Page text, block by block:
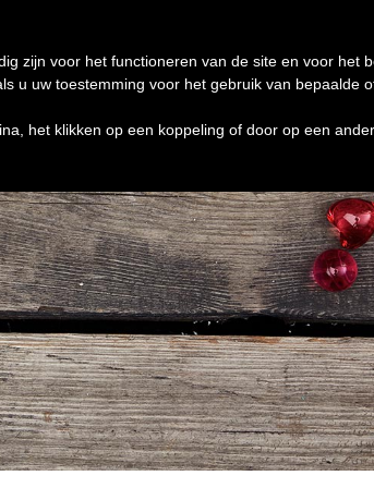
zijn voor het functioneren van de site en voor het
u uw toestemming voor het gebruik van bepaalde
het klikken op een koppeling of door op een